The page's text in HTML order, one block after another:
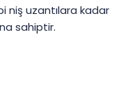
niş uzantılara kadar
sahiptir.